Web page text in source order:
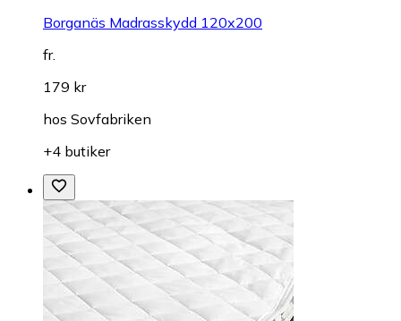
Borganäs Madrasskydd 120x200
fr.
179 kr
hos Sovfabriken
+4 butiker